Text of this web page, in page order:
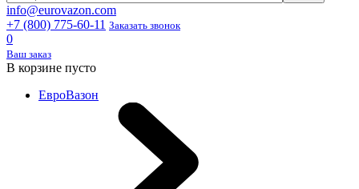
info@eurovazon.com
+7 (800) 775-60-11 Заказать звонок
0
Ваш заказ
В корзине пусто
ЕвроВазон